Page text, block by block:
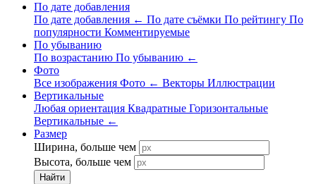
По дате добавления
По дате добавления ← По дате съёмки По рейтингу По
популярности Комментируемые
По убыванию
По возрастанию По убыванию ←
Фото
Все изображения Фото ← Векторы Иллюстрации
Вертикальные
Любая ориентация Квадратные Горизонтальные
Вертикальные ←
Размер
Ширина, больше чем
Высота, больше чем
Найти